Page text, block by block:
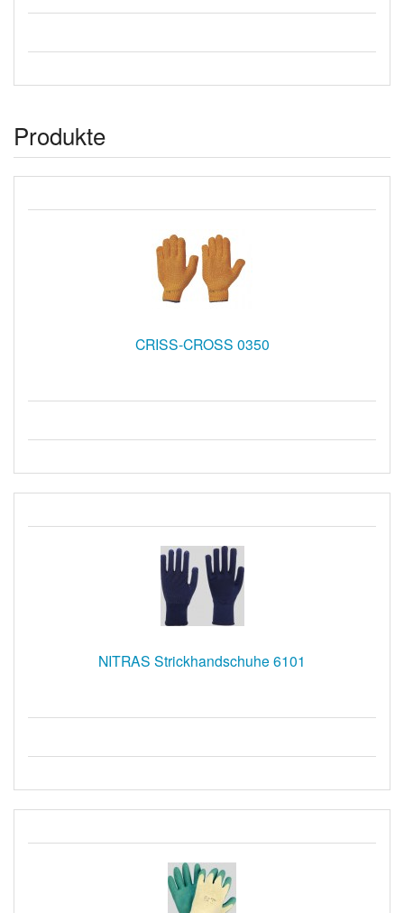
Produkte
CRISS-CROSS 0350
NITRAS Strickhandschuhe 6101